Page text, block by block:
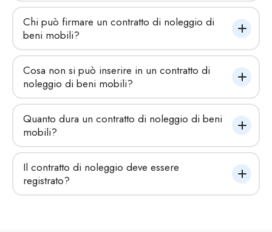
Chi può firmare un contratto di noleggio di
beni mobili?
Cosa non si può inserire in un contratto di
noleggio di beni mobili?
Quanto dura un contratto di noleggio di beni
mobili?
Il contratto di noleggio deve essere
registrato?